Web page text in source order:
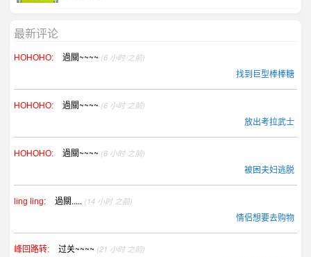
最新评论
HOHOHO: 過關~~~~ (6 小时 之前)
找到巨型棒棒糖
HOHOHO: 過關~~~~ (6 小时 之前)
放出考拉武士
HOHOHO: 過關~~~~ (6 小时 之前)
被困夫妇逃脱
ling ling: 過關..... (14 小时 之前)
情侣想要去购物
峰回路转: 过关~~~~ (21 小时 之前)